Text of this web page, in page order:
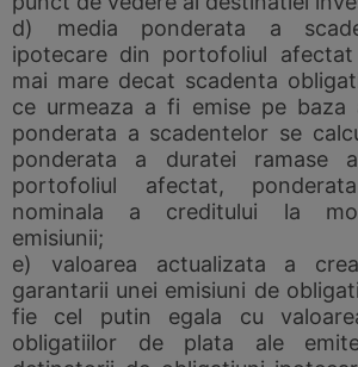
d) media ponderata a
ipotecare din portofoliul
mai mare decat scadenta
ce urmeaza a fi emise pe baza
ponderata a scadentelor se
ponderata a duratei ramase
portofoliul afectat,
nominala a creditului la
emisiunii;
e) valoarea actualizata a
garantarii unei emisiuni de
fie cel putin egala cu
obligatiilor de plata ale